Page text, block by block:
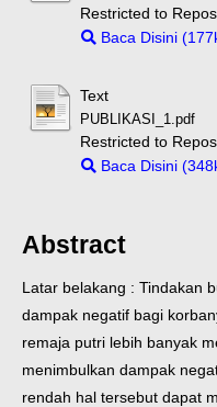
Restricted to
Baca Disini
Text
PUBLIKASI_1.pdf
Restricted to
Baca Disini
Abstract
Latar belakang : Tindakan
dampak negatif bagi
remaja putri lebih banyak
menimbulkan dampak
rendah hal tersebut dapat